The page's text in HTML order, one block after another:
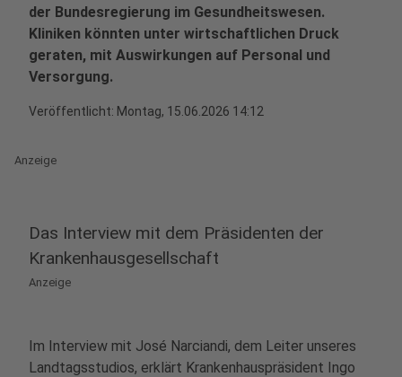
der Bundesregierung im Gesundheitswesen.
Kliniken könnten unter wirtschaftlichen Druck
geraten, mit Auswirkungen auf Personal und
Versorgung.
Veröffentlicht: Montag, 15.06.2026 14:12
Anzeige
Das Interview mit dem Präsidenten der
Krankenhausgesellschaft
Anzeige
Im Interview mit José Narciandi, dem Leiter unseres
Landtagsstudios, erklärt Krankenhauspräsident Ingo